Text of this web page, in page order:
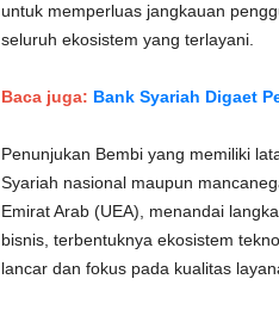
untuk memperluas jangkauan
seluruh ekosistem yang terlayani.
Baca juga: Bank Syariah Digaet
Penunjukan Bembi yang memiliki
Syariah nasional maupun
Emirat Arab (UEA), menandai
bisnis, terbentuknya ekosistem
lancar dan fokus pada kualitas